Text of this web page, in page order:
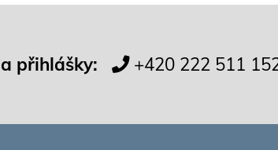
přihlášky: +420 222 511